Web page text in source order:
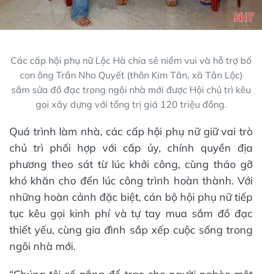
Các cấp hội phụ nữ Lộc Hà chia sẻ niềm vui và hỗ trợ bố
con ông Trần Nho Quyết (thôn Kim Tân, xã Tân Lộc)
sắm sửa đồ đạc trong ngôi nhà mới được Hội chủ trì kêu
gọi xây dựng với tổng trị giá 120 triệu đồng.
Quá trình làm nhà, các cấp hội phụ nữ giữ vai trò
chủ trì phối hợp với cấp ủy, chính quyền địa
phương theo sát từ lúc khởi công, cùng tháo gỡ
khó khăn cho đến lúc công trình hoàn thành. Với
những hoàn cảnh đặc biệt, cán bộ hội phụ nữ tiếp
tục kêu gọi kinh phí và tự tay mua sắm đồ đạc
thiết yếu, cùng gia đình sắp xếp cuộc sống trong
ngôi nhà mới.